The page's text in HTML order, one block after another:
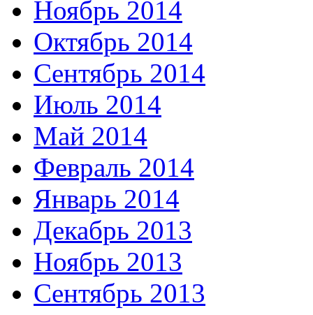
Ноябрь 2014
Октябрь 2014
Сентябрь 2014
Июль 2014
Май 2014
Февраль 2014
Январь 2014
Декабрь 2013
Ноябрь 2013
Сентябрь 2013